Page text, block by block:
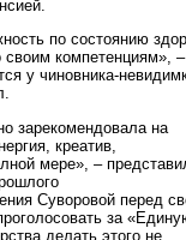
по состоянию
компетенциям», –
у чиновника-
зарекомендовала на
креатив,
мере», –
Суворовой перед
за
делать этого не